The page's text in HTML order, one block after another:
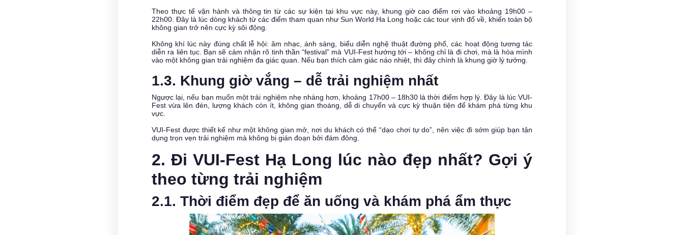
Theo thực tế vận hành và thông tin từ các sự kiện tại khu vực này, khung giờ cao điểm rơi vào khoảng 19h00 –
22h00. Đây là lúc dòng khách từ các điểm tham quan như Sun World Ha Long hoặc các tour vịnh đổ về, khiến toàn bộ
không gian trở nên cực kỳ sôi động.
Không khí lúc này đúng chất lễ hội: âm nhạc, ánh sáng, biểu diễn nghệ thuật đường phố, các hoạt động tương tác
diễn ra liên tục. Bạn sẽ cảm nhận rõ tinh thần “festival” mà VUI-Fest hướng tới – không chỉ là đi chơi, mà là hòa mình
vào một không gian trải nghiệm đa giác quan. Nếu bạn thích cảm giác náo nhiệt, thì đây chính là khung giờ lý tưởng.
1.3. Khung giờ vắng – dễ trải nghiệm nhất
Ngược lại, nếu bạn muốn một trải nghiệm nhẹ nhàng hơn, khoảng 17h00 – 18h30 là thời điểm hợp lý. Đây là lúc VUI-
Fest vừa lên đèn, lượng khách còn ít, không gian thoáng, dễ di chuyển và cực kỳ thuận tiện để khám phá từng khu
vực.
VUI-Fest được thiết kế như một không gian mở, nơi du khách có thể “dạo chơi tự do”, nên việc đi sớm giúp bạn tận
dụng trọn vẹn trải nghiệm mà không bị gián đoạn bởi đám đông.
2. Đi VUI-Fest Hạ Long lúc nào đẹp nhất? Gợi ý
theo từng trải nghiệm
2.1. Thời điểm đẹp để ăn uống và khám phá ẩm thực